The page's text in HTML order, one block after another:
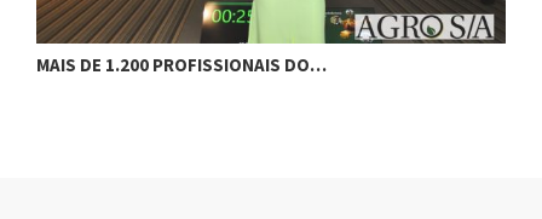
MAIS DE 1.200 PROFISSIONAIS DO…